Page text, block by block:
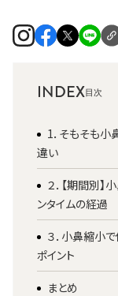
INDEX
1．そもそも小
違い
２．【期間別
ンタイムの経過
３．小鼻縮小
ポイント
まとめ